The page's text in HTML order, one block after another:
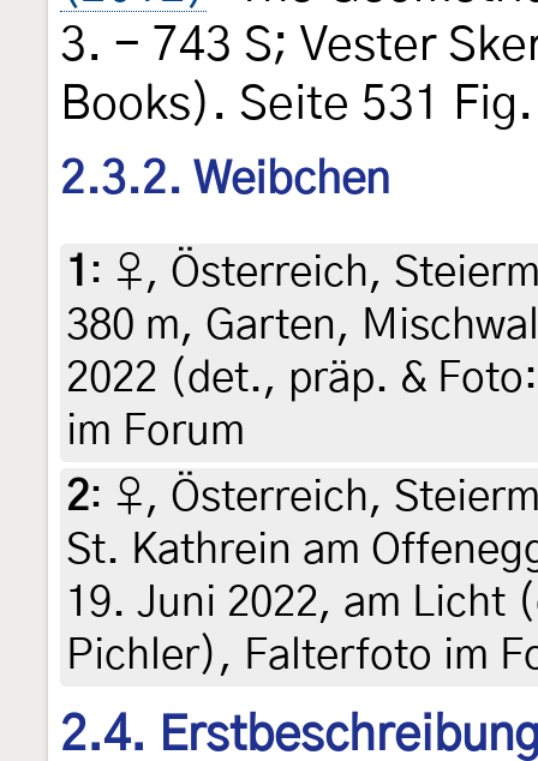
3. - 743 S; Vester
Books). Seite 531
2.3.2. Weibchen
1 : ♀, Österreich,
380 m, Garten,
2022 (det., präp. &
im Forum
2: ♀, Österreich,
St. Kathrein am
19. Juni 2022, am Licht
Pichler), Falterfoto im
2.4.